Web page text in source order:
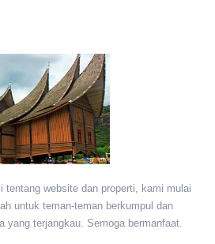
tentang website dan properti, kami mulai
untuk teman-teman berkumpul dan
yang terjangkau. Semoga bermanfaat.